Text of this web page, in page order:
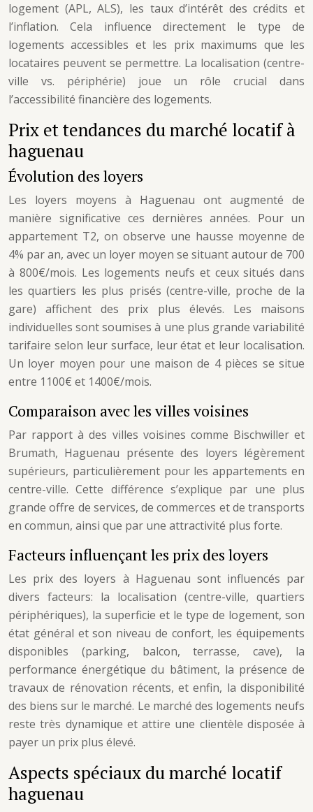
logement (APL, ALS), les taux d’intérêt des crédits et
l’inflation. Cela influence directement le type de
logements accessibles et les prix maximums que les
locataires peuvent se permettre. La localisation (centre-
ville vs. périphérie) joue un rôle crucial dans
l’accessibilité financière des logements.
Prix et tendances du marché locatif à
haguenau
Évolution des loyers
Les loyers moyens à Haguenau ont augmenté de
manière significative ces dernières années. Pour un
appartement T2, on observe une hausse moyenne de
4% par an, avec un loyer moyen se situant autour de 700
à 800€/mois. Les logements neufs et ceux situés dans
les quartiers les plus prisés (centre-ville, proche de la
gare) affichent des prix plus élevés. Les maisons
individuelles sont soumises à une plus grande variabilité
tarifaire selon leur surface, leur état et leur localisation.
Un loyer moyen pour une maison de 4 pièces se situe
entre 1100€ et 1400€/mois.
Comparaison avec les villes voisines
Par rapport à des villes voisines comme Bischwiller et
Brumath, Haguenau présente des loyers légèrement
supérieurs, particulièrement pour les appartements en
centre-ville. Cette différence s’explique par une plus
grande offre de services, de commerces et de transports
en commun, ainsi que par une attractivité plus forte.
Facteurs influençant les prix des loyers
Les prix des loyers à Haguenau sont influencés par
divers facteurs: la localisation (centre-ville, quartiers
périphériques), la superficie et le type de logement, son
état général et son niveau de confort, les équipements
disponibles (parking, balcon, terrasse, cave), la
performance énergétique du bâtiment, la présence de
travaux de rénovation récents, et enfin, la disponibilité
des biens sur le marché. Le marché des logements neufs
reste très dynamique et attire une clientèle disposée à
payer un prix plus élevé.
Aspects spéciaux du marché locatif
haguenau